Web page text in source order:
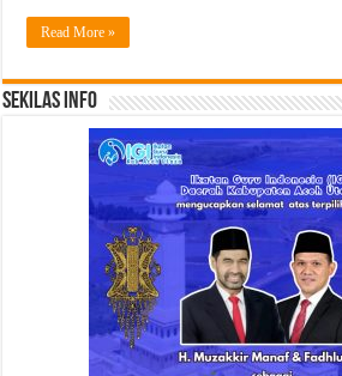
Read More »
Sekilas Info